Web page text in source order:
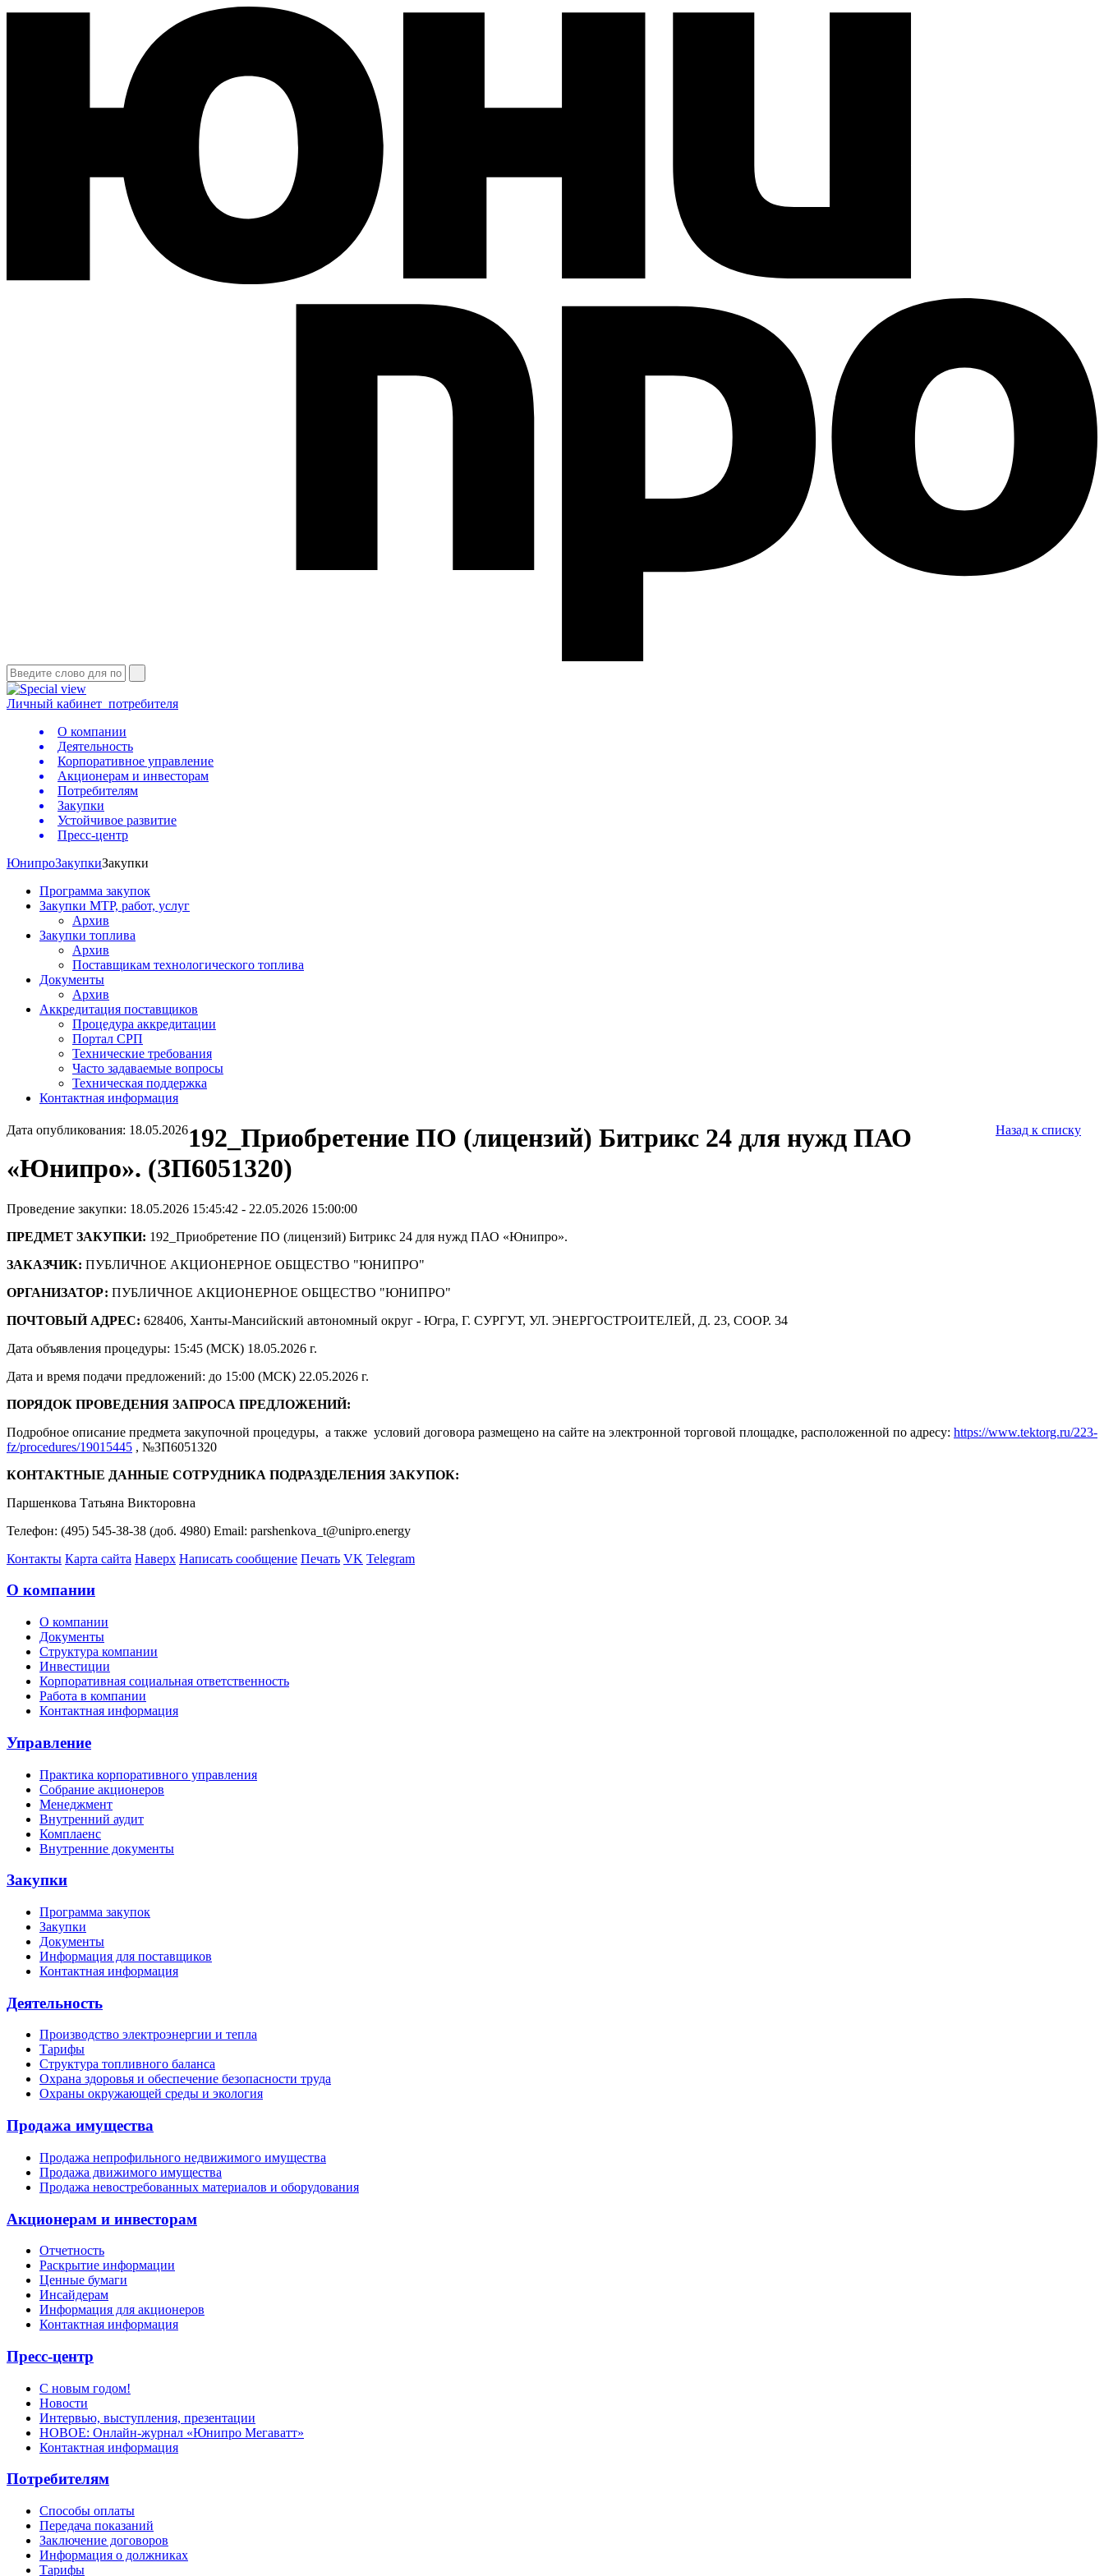
Личный кабинет потребителя
О компании
Деятельность
Корпоративное управление
Акционерам и инвесторам
Потребителям
Закупки
Устойчивое развитие
Пресс-центр
ЮнипроЗакупкиЗакупки
Программа закупок
Закупки МТР, работ, услуг
Архив
Закупки топлива
Архив
Поставщикам технологического топлива
Документы
Архив
Аккредитация поставщиков
Процедура аккредитации
Портал СРП
Технические требования
Часто задаваемые вопросы
Техническая поддержка
Контактная информация
Дата опубликования: 18.05.2026 Назад к списку
192_Приобретение ПО (лицензий) Битрикс 24 для нужд ПАО
«Юнипро». (ЗП6051320)
Проведение закупки: 18.05.2026 15:45:42 - 22.05.2026 15:00:00
ПРЕДМЕТ ЗАКУПКИ: 192_Приобретение ПО (лицензий) Битрикс 24 для нужд ПАО «Юнипро».
ЗАКАЗЧИК: ПУБЛИЧНОЕ АКЦИОНЕРНОЕ ОБЩЕСТВО "ЮНИПРО"
ОРГАНИЗАТОР: ПУБЛИЧНОЕ АКЦИОНЕРНОЕ ОБЩЕСТВО "ЮНИПРО"
ПОЧТОВЫЙ АДРЕС: 628406, Ханты-Мансийский автономный округ - Югра, Г. СУРГУТ, УЛ. ЭНЕРГОСТРОИТЕЛЕЙ, Д. 23, СООР. 34
Дата объявления процедуры: 15:45 (МСК) 18.05.2026 г.
Дата и время подачи предложений: до 15:00 (МСК) 22.05.2026 г.
ПОРЯДОК ПРОВЕДЕНИЯ ЗАПРОСА ПРЕДЛОЖЕНИЙ:
Подробное описание предмета закупочной процедуры, а также условий договора размещено на сайте на электронной торговой площадке, расположенной по адресу: https://www.tektorg.ru/223-
fz/procedures/19015445 , №ЗП6051320
КОНТАКТНЫЕ ДАННЫЕ СОТРУДНИКА ПОДРАЗДЕЛЕНИЯ ЗАКУПОК:
Паршенкова Татьяна Викторовна
Телефон: (495) 545-38-38 (доб. 4980) Email: parshenkova_t@unipro.energy
Контакты Карта сайта Наверх Написать сообщение Печать VK Telegram
О компании
О компании
Документы
Структура компании
Инвестиции
Корпоративная социальная ответственность
Работа в компании
Контактная информация
Управление
Практика корпоративного управления
Собрание акционеров
Менеджмент
Внутренний аудит
Комплаенс
Внутренние документы
Закупки
Программа закупок
Закупки
Документы
Информация для поставщиков
Контактная информация
Деятельность
Производство электроэнергии и тепла
Тарифы
Структура топливного баланса
Охрана здоровья и обеспечение безопасности труда
Охраны окружающей среды и экология
Продажа имущества
Продажа непрофильного недвижимого имущества
Продажа движимого имущества
Продажа невостребованных материалов и оборудования
Акционерам и инвесторам
Отчетность
Раскрытие информации
Ценные бумаги
Инсайдерам
Информация для акционеров
Контактная информация
Пресс-центр
С новым годом!
Новости
Интервью, выступления, презентации
НОВОЕ: Онлайн-журнал «Юнипро Мегаватт»
Контактная информация
Потребителям
Способы оплаты
Передача показаний
Заключение договоров
Информация о должниках
Тарифы